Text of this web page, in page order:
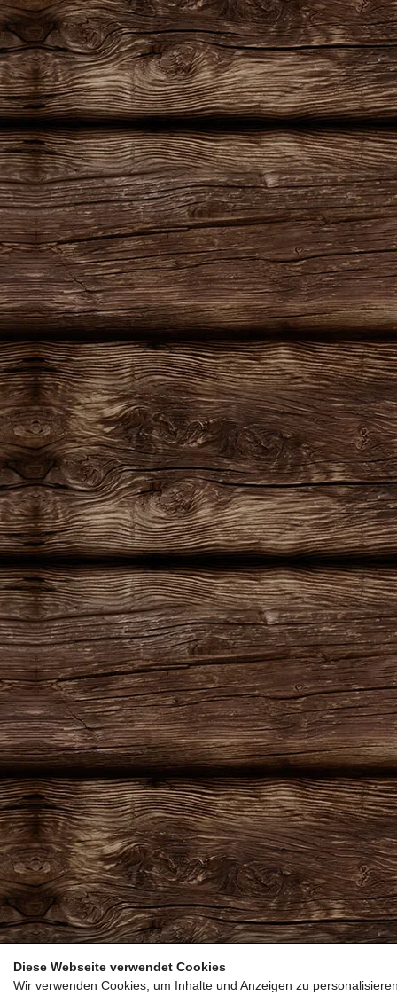
Diese Webseite verwendet Cookies
Wir verwenden Cookies, um Inhalte und Anzeigen zu